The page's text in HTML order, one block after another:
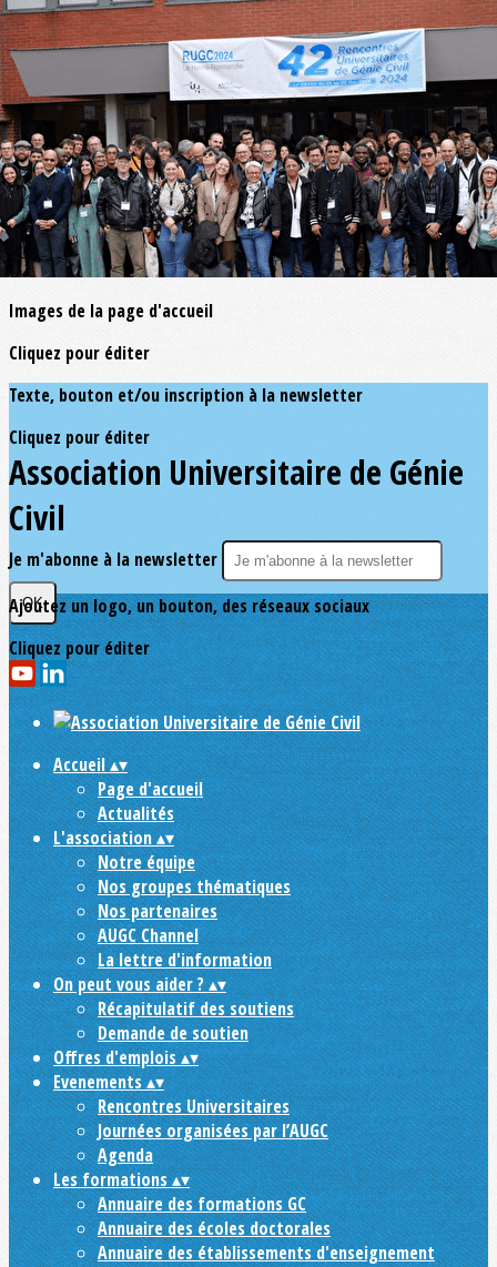
Exporter les lignes sélectionnées
Exporter toutes les colonnes
Exporter uniquement les colonnes affichées
Menu
<
>
Page d'accueil
Actualités
?>
Images de la page d'accueil
Cliquez pour éditer
Texte, bouton et/ou inscription à la newsletter
Cliquez pour éditer
Association Universitaire de Génie
Civil
Je m'abonne à la newsletter
OK
Ajoutez un logo, un bouton, des réseaux sociaux
Cliquez pour éditer
Accueil▴▾
Page d'accueil
Actualités
L'association▴▾
Notre équipe
Nos groupes thématiques
Nos partenaires
AUGC Channel
La lettre d'information
On peut vous aider ?▴▾
Récapitulatif des soutiens
Demande de soutien
Offres d'emplois▴▾
Evenements▴▾
Rencontres Universitaires
Journées organisées par l’AUGC
Agenda
Les formations▴▾
Annuaire des formations GC
Annuaire des écoles doctorales
Annuaire des établissements d'enseignement